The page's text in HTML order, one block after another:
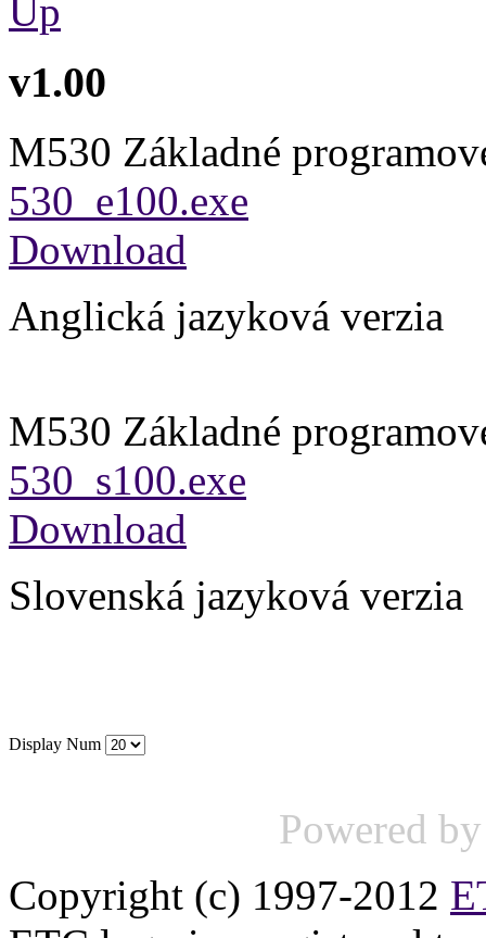
v1.00
M530 Základné
530_e100.exe
Download
Anglická jazyková verzia
M530 Základné
530_s100.exe
Download
Slovenská jazyková verzia
Display Num
Powered
Copyright (c) 1997-2012